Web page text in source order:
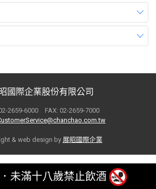
國際企業股份有限公司
2659-6000 FAX: 02-2659-7000
& web design by 展昭國際企業
未滿十八歲禁止飲酒